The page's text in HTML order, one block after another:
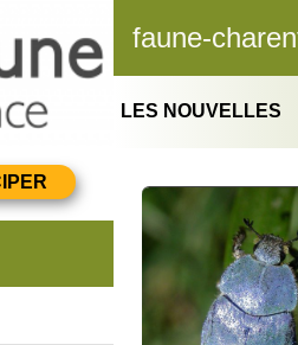
faune-
LES NOUVELLES